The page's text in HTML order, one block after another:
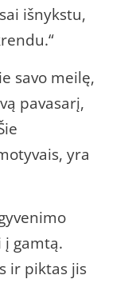
išnykstu,
savo meilę,
pavasarį,
yra
gamtą.
ir piktas jis